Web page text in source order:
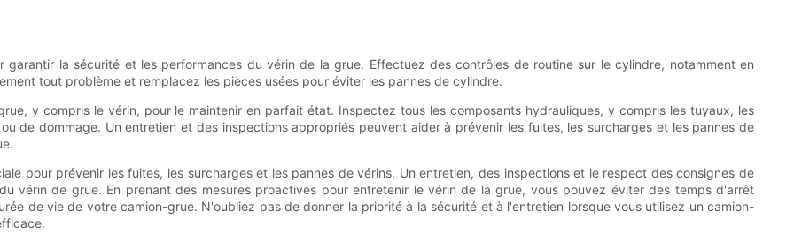
garantir la sécurité et les performances du vérin de la grue. Effectuez des contrôles de routine sur le cylindre, notamment en
tout problème et remplacez les pièces usées pour éviter les pannes de cylindre.
y compris le vérin, pour le maintenir en parfait état. Inspectez tous les composants hydrauliques, y compris les tuyaux, les
de dommage. Un entretien et des inspections appropriés peuvent aider à prévenir les fuites, les surcharges et les pannes de
pour prévenir les fuites, les surcharges et les pannes de vérins. Un entretien, des inspections et le respect des consignes de
vérin de grue. En prenant des mesures proactives pour entretenir le vérin de la grue, vous pouvez éviter des temps d'arrêt
de vie de votre camion-grue. N'oubliez pas de donner la priorité à la sécurité et à l'entretien lorsque vous utilisez un camion-